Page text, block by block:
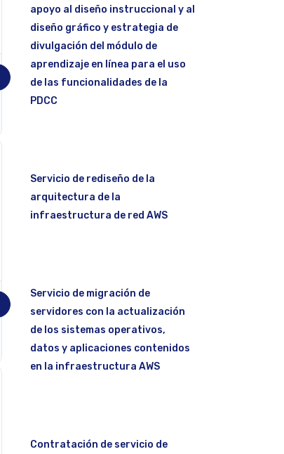
apoyo al diseño instruccional y al
diseño gráfico y estrategia de
divulgación del módulo de
aprendizaje en línea para el uso
de las funcionalidades de la
PDCC
Servicio de rediseño de la
arquitectura de la
infraestructura de red AWS
Servicio de migración de
servidores con la actualización
de los sistemas operativos,
datos y aplicaciones contenidos
en la infraestructura AWS
Contratación de servicio de